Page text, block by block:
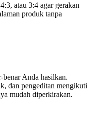
atau 3:4 agar gerakan
produk tanpa
Anda hasilkan.
dan pengeditan mengikuti
mudah diperkirakan.